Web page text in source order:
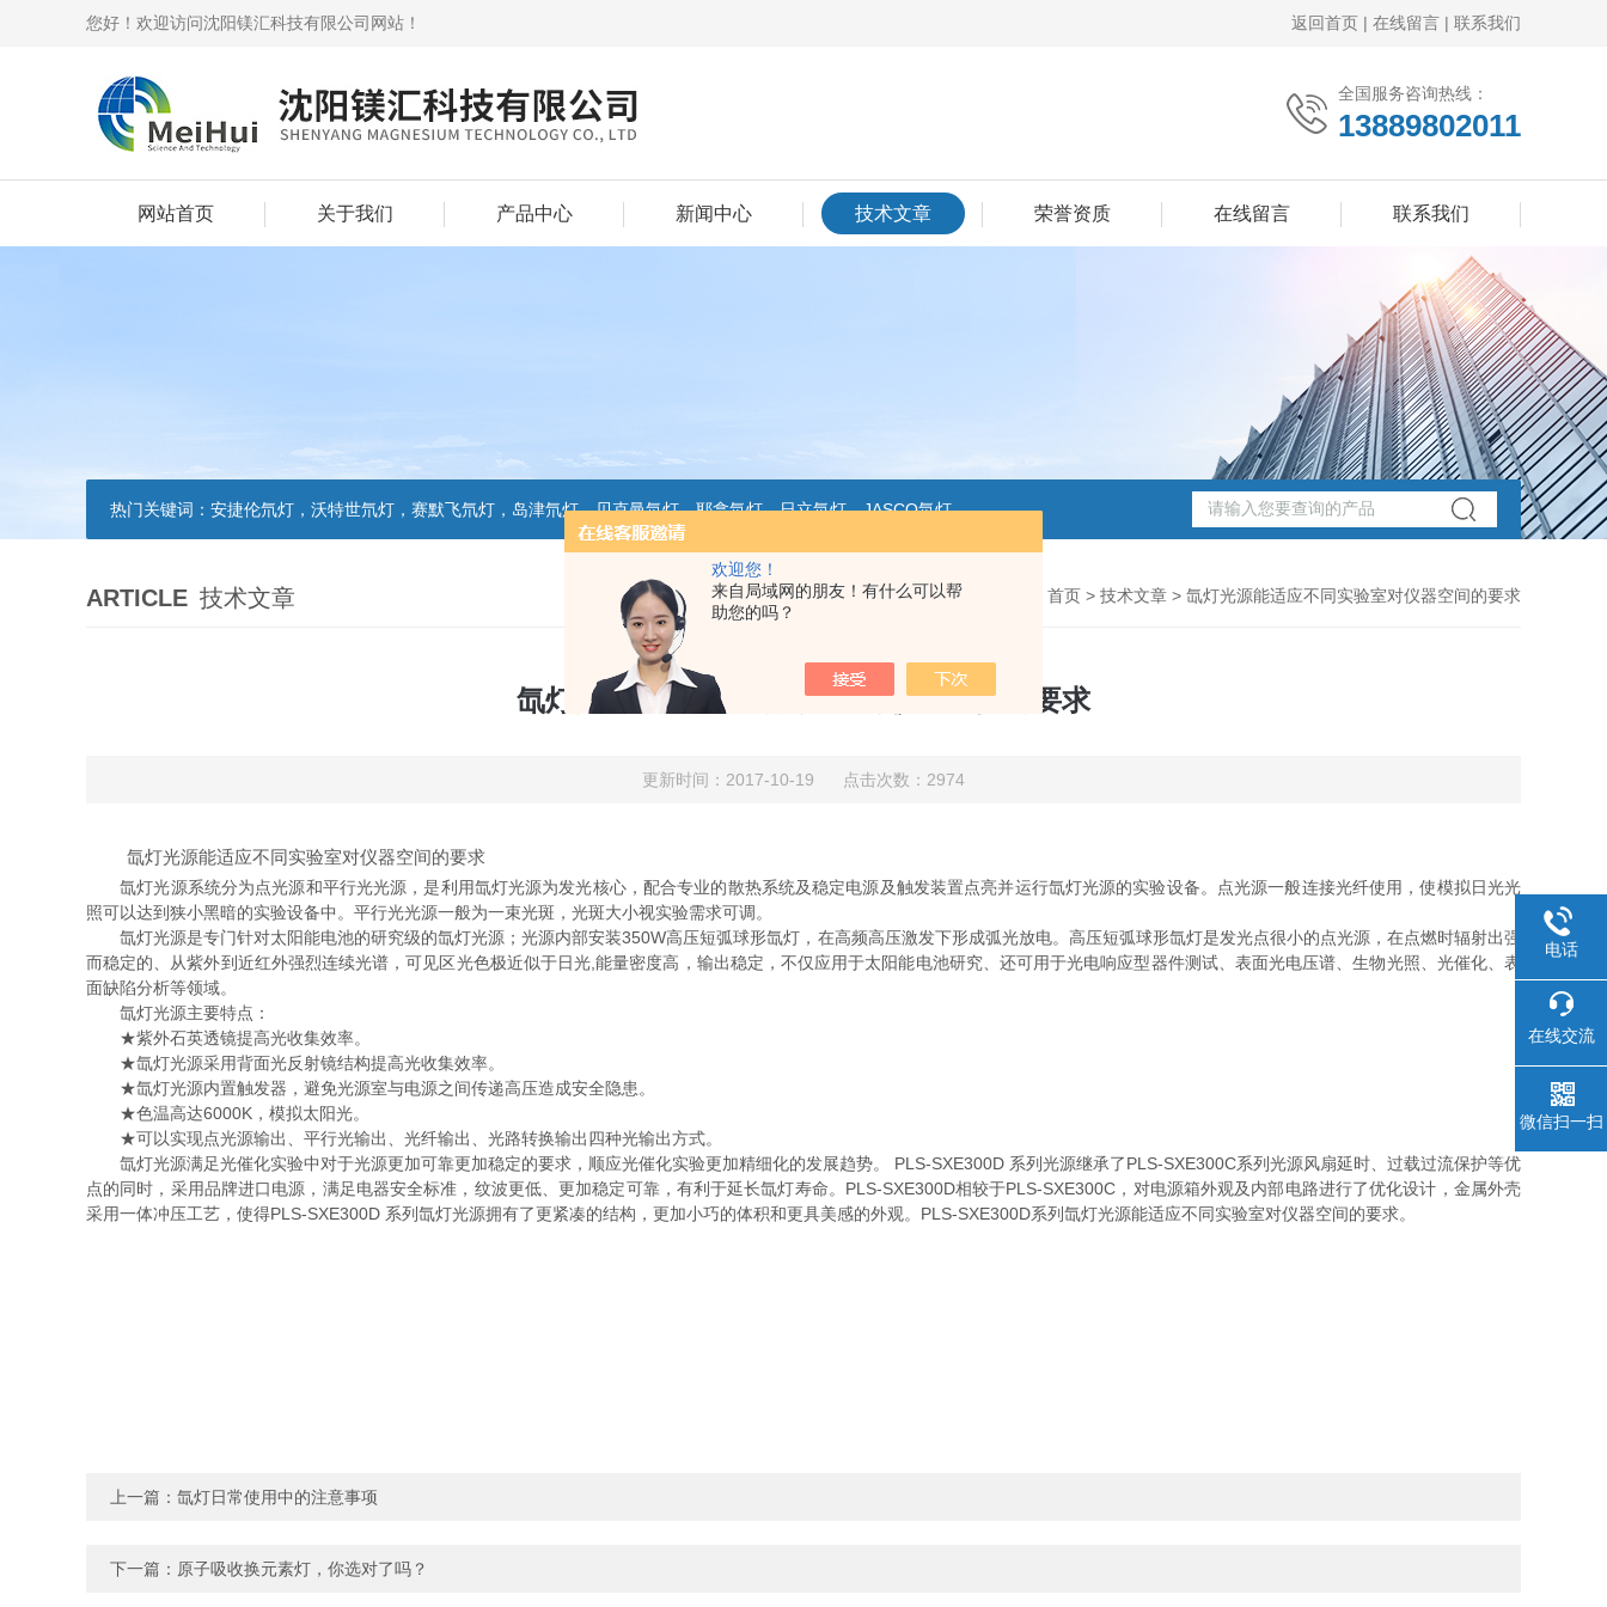
欢迎您！
来自局域网的朋友！有什么可以帮
助您的吗？
您好！欢迎访问沈阳镁汇科技有限公司网站！ 返回首页 | 在线留言 | 联系我们
全国服务咨询热线：
13889802011
网站首页 关于我们 产品中心 新闻中心 技术文章 荣誉资质 在线留言 联系我们
热门关键词： 安捷伦氘灯，沃特世氘灯，赛默飞氘灯，岛津氘灯，贝克曼氘灯，耶拿氘灯，日立氘灯，JASCO氘灯
ARTICLE 技术文章 首页 > 技术文章 > 氙灯光源能适应不同实验室对仪器空间的要求
氙灯光源能适应不同实验室对仪器空间的要求
更新时间：2017-10-19 点击次数：2974
氙灯光源能适应不同实验室对仪器空间的要求
氙灯光源系统分为点光源和平行光光源，是利用氙灯光源为发光核心，配合专业的散热系统及稳定电源及触发装置点亮并运行氙灯光源的实验设备。点光源一般连接光纤使用，使模拟日光光
照可以达到狭小黑暗的实验设备中。平行光光源一般为一束光斑，光斑大小视实验需求可调。
氙灯光源是专门针对太阳能电池的研究级的氙灯光源；光源内部安装350W高压短弧球形氙灯，在高频高压激发下形成弧光放电。高压短弧球形氙灯是发光点很小的点光源，在点燃时辐射出强
而稳定的、从紫外到近红外强烈连续光谱，可见区光色极近似于日光,能量密度高，输出稳定，不仅应用于太阳能电池研究、还可用于光电响应型器件测试、表面光电压谱、生物光照、光催化、表
面缺陷分析等领域。
氙灯光源主要特点：
★紫外石英透镜提高光收集效率。
★氙灯光源采用背面光反射镜结构提高光收集效率。
★氙灯光源内置触发器，避免光源室与电源之间传递高压造成安全隐患。
★色温高达6000K，模拟太阳光。
★可以实现点光源输出、平行光输出、光纤输出、光路转换输出四种光输出方式。
氙灯光源满足光催化实验中对于光源更加可靠更加稳定的要求，顺应光催化实验更加精细化的发展趋势。 PLS-SXE300D 系列光源继承了PLS-SXE300C系列光源风扇延时、过载过流保护等优
点的同时，采用品牌进口电源，满足电器安全标准，纹波更低、更加稳定可靠，有利于延长氙灯寿命。PLS-SXE300D相较于PLS-SXE300C，对电源箱外观及内部电路进行了优化设计，金属外壳
采用一体冲压工艺，使得PLS-SXE300D 系列氙灯光源拥有了更紧凑的结构，更加小巧的体积和更具美感的外观。PLS-SXE300D系列氙灯光源能适应不同实验室对仪器空间的要求。
上一篇： 氙灯日常使用中的注意事项
下一篇： 原子吸收换元素灯，你选对了吗？
电话
在线交流
微信扫一扫